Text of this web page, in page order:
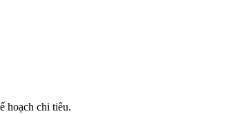
hoạch chi tiêu.